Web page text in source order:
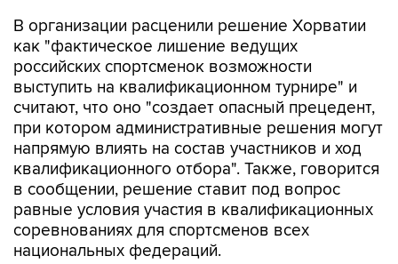
В организации расценили решение Хорватии
как "фактическое лишение ведущих
российских спортсменок возможности
выступить на квалификационном турнире" и
считают, что оно "создает опасный прецедент,
при котором административные решения могут
напрямую влиять на состав участников и ход
квалификационного отбора". Также, говорится
в сообщении, решение ставит под вопрос
равные условия участия в квалификационных
соревнованиях для спортсменов всех
национальных федераций.